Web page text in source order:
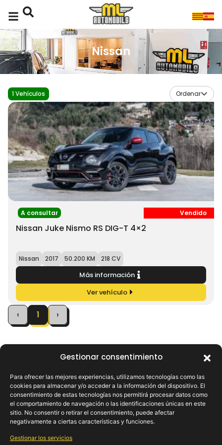
Gestionar consentimiento
Para ofrecer las mejores experiencias, utilizamos tecnologías como las
cookies para almacenar y/o acceder a la información del dispositivo. El
consentimiento de estas tecnologías nos permitirá procesar datos como
el comportamiento de navegación o las identificaciones únicas en este
sitio. No consentir o retirar el consentimiento, puede afectar
negativamente a ciertas características y funciones.
Gestionar los servicios
Nissan
1Vehículos Ordenar
Vendido
A consultar
Nissan Juke Nismo RS DIG-T 4×2
Nissan 2017 50.200 KM 218 CV
Más información
Ver vehículo
‹ 1 ›
Donde tus sueños automotrices cobran vida: encuentra tu